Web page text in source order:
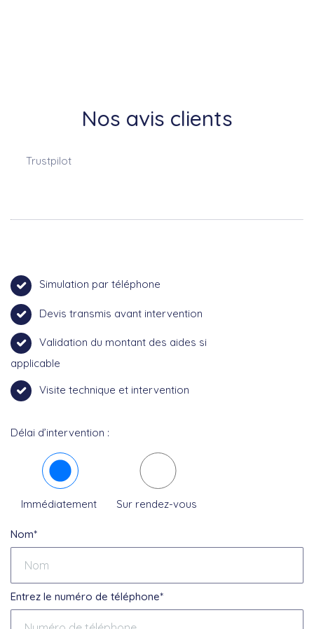
Nos avis clients
Trustpilot
Simulation par téléphone
Devis transmis avant intervention
Validation du montant des aides si
applicable
Visite technique et intervention
Délai d’intervention :
Immédiatement Sur rendez-vous
Nom*
Entrez le numéro de téléphone*